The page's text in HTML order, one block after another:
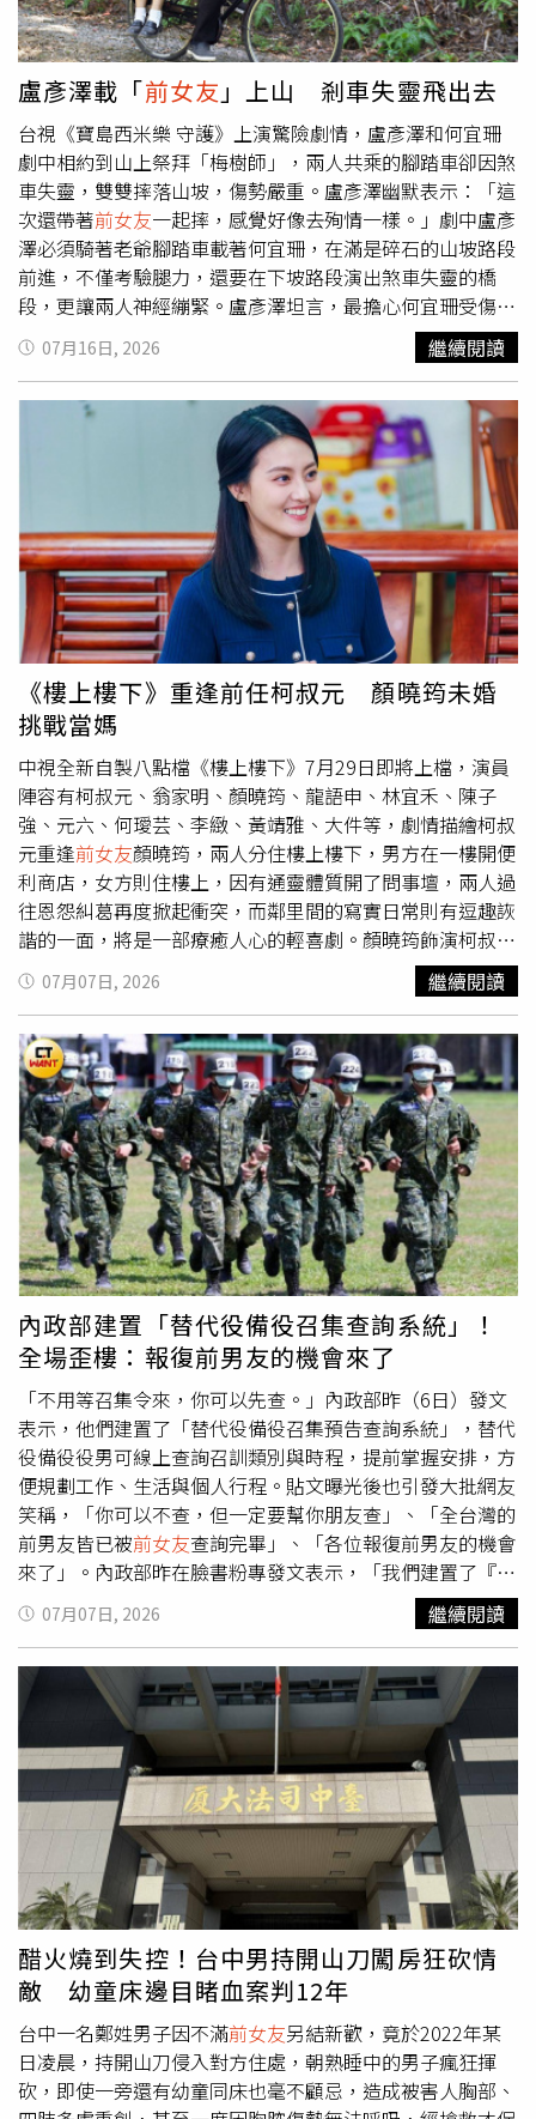
傳遍所有留言，等了一個禮拜才收到對方回覆，「我想說她
需不需要什麼幫忙，但我想我應該也幫不上什麼忙。」也擔
心Vicky現在的心理狀態。對於黃大煒與 Vicky 爆出分手一
事，湯昇榮表示自己不知情，「他突然去夏威夷我就嚇一
跳，為什麼突然要離開，在猜是什麼事，但我沒有直接問，
我以為只是去休息，沒有想那麼多。」也表示黃大煒與
Vicky 關係向來密不可分，所有大小事都是Vicky打點，「他
是生活白痴，包含合約、生活瑣事什麼的，都是Vicky姐在
弄。」對於事情的發展也感到很震驚。
盧彥澤載「前女友 」上山 剎車失靈飛出去
台視《寶島西米樂 守護》上演驚險劇情，盧彥澤和何宜珊
劇中相約到山上祭拜「梅樹師」，兩人共乘的腳踏車卻因煞
車失靈，雙雙摔落山坡，傷勢嚴重。盧彥澤幽默表示：「這
次還帶著前女友一起摔，感覺好像去殉情一樣。」劇中盧彥
澤必須騎著老爺腳踏車載著何宜珊，在滿是碎石的山坡路段
前進，不僅考驗腿力，還要在下坡路段演出煞車失靈的橋
段，更讓兩人神經繃緊。盧彥澤坦言，最擔心何宜珊受傷：
「我有盡力保護兩個人的安全，因為她後面還有很多重要劇
情要拍。」何宜珊也貼心的事前特地替兩人求了平安符帶在
身上，讓盧彥澤直呼相當感動。何宜珊透露，自己從未拍過
類似場面，正式拍攝前緊張到心跳加速：「沒有滾過山坡，
也第一次坐沒有避震器的老腳踏車，剛在車上差點被震下
來。」盧彥澤運動神經發達，動作皆達到導演要求。（圖／
台視）盧彥澤和何宜珊在這場戲面對重重挑戰，除了騎車、
衝下坡路外，甚至親自挑摔飛出去的動作戲，雖然真正連續
滾山坡的鏡頭，是由專業替身完成，但盧彥澤和何宜珊，仍
需拍攝騰空飛起的鏡頭。盧彥澤利用敏捷的運動神經，配合
導演要求，一次次調整動作細節，精準控制鏡頭需要的跳躍
角度與高度；何宜珊拍攝前緊張直呼：「我心臟跳好快。」
不過最後也克服心中恐懼完成，讓盧彥澤忍不住大讚：「她
真的跳得很好，很有勇氣，做得非常棒。」盧彥澤與何宜珊
苦中作樂合照。（圖／台視）此外，當天氣溫逼近40度體感
高溫，盧彥澤還得穿著厚重三件式西裝在山區來回奔跑、騎
車，汗水幾乎浸透全身，只能抱著兩公升寶特瓶不停補水。
他苦笑說：「我現在全身都是濕的。」拍完後兩人也畫上逼
真的傷妝躺在山坡地上繼續拍攝，盧彥澤笑說原本覺得躺著
很舒服，沒想到一直感覺有蟲子想爬進耳朵，讓他癢到差點
伸手去撥。
07月16日, 2026 繼續閱讀
《樓上樓下》重逢前任柯叔元 顏曉筠未婚
挑戰當媽
中視全新自製八點檔《樓上樓下》7月29日即將上檔，演員
陣容有柯叔元、翁家明、顏曉筠、龍語申、林宜禾、陳子
強、元六、何璦芸、李緻、黃靖雅、大件等，劇情描繪柯叔
元重逢前女友顏曉筠，兩人分住樓上樓下，男方在一樓開便
利商店，女方則住樓上，因有通靈體質開了問事壇，兩人過
往恩怨糾葛再度掀起衝突，而鄰里間的寫實日常則有逗趣詼
諧的一面，將是一部療癒人心的輕喜劇。顏曉筠飾演柯叔元
的
「夏如馨」，演出前她反覆咀嚼角色的心境變化，
「在經過深愛的人誤會和承受痛苦後，雖然毅然決然地躲起
來療傷，但骨子裡的勇敢還是存在的，當時的她像隻受傷的
小鹿躺在偌大的森林裡，痛苦時身旁伴隨著美麗的花草支撐
著她的精神。」而顏曉筠認為這個角色跟她本人也有著相似
之處，「容易因為過度友善被他人誤以為可以被針對，甚至
是毫無底線的欺負。」至於被問到是否會跟「夏如馨」一
樣，接受和舊情人住樓上樓下，顏曉筠沒有正面回應，「應
該說會尊重他人的選擇，因為未來對方的一切已和我毫不相
關。」這次飾演的角色具有通靈體質，會幫人算命，現實生
活中，顏曉筠認為算命是一種促使人們對未來的不確定性跟
未知命運的好奇動力，「與其說是算命，不如說是找尋個人
人生題目和縮小範圍找尋答案。」顏曉筠自己也曾有算命的
經驗，但聽到的答案其實都比較籠統，所以聽了之後不會特
別糾結。這次演出中視《樓上樓下》，顏曉筠也將挑戰「媽
媽」一角，未婚的她認為世上的媽媽是千百樣，「我所飾演
的母親偏向以聆聽和交流為出發點」。而她自己私下和母親
的互動，會是直接表現在行動上，「例如她想吃什麼、她想
做什麼，我都會安排時間陪她，她所做的事情我都會尊重，
但如果踩到雷點，還是會直接當面說，分析讓媽媽知道。」
顏曉筠聊到長大後她也曾經嘗試去擁抱父母，但感受到父母
對於這麼直接的行動其實沒有那麼自在，她就調整了方式。
顏曉筠如今在演藝圈有不少作品演出，她感性透露，「不管
是國標舞也好，戲劇也好，已默默地累積許多經驗，希望他
們會覺得女兒是讓他們感到驕傲的。」由顏曉筠攜手柯叔
元、翁家明、龍語申、林宜禾等一同演出的中視自製八點檔
《樓上樓下》自7月29日起周一至周五晚間8點播出。中視
八點檔《樓上樓下》演員(右起)柯叔元、翁家明、顏曉筠。
（圖／中視）
07月07日, 2026 繼續閱讀
內政部建置「替代役備役召集查詢系統」！
全場歪樓：報復前男友的機會來了
「不用等召集令來，你可以先查。」內政部昨（6日）發文
表示，他們建置了「替代役備役召集預告查詢系統」，替代
役備役役男可線上查詢召訓類別與時程，提前掌握安排，方
便規劃工作、生活與個人行程。貼文曝光後也引發大批網友
笑稱，「你可以不查，但一定要幫你朋友查」、「全台灣的
前男友皆已被前女友查詢完畢」、「各位報復前男友的機會
來了」。內政部昨在臉書粉專發文表示，「我們建置了『替
代役備役召集預告查詢系統』，替代役備役役男可線上查詢
召訓類別與時程，提前掌握安排，方便規劃工作、生活與個
人行程。」內政部續稱，現在不只召集資訊更透明，替代役
照顧也持續升級。從今年7月1日起，替代役團膳主副食費全
面調增，依服勤地區調整為每月4,560元至5,580元不等，本
島地區最高調幅達18.75%，過去10年，累計調升最高達5
成，讓訓練期間的營養補給更充足。貼文強調，替代役不只
是服役，也是投入防災、救災、災後復原與民力支援的重要
力量。政府持續精進召集作業、訓練內容與生活照顧，讓役
男安心服役，家屬也更放心，「當過替代役的你，記得上系
統查一下，早一點知道，安排更安心。」沒想到消息曝光後
也引發網友歪樓笑稱，「你可以不查，但一定要幫你朋友
查」、「以下開放幫朋友查」、「全台灣的前男友皆已被
女友查詢完畢」、「各位報復前男友的機會來了」、「我一
定要幫我朋友查一下」、「妳可以不查，但一定要幫渣男前
任查」。也有許多網友直呼，這根本不是查詢系統，「我一
直以為這是教召報名系統」、「小編打錯囉，應該是：『不
用等召集令來，你可以先報名。』」、「這真的不是登錄系
07月07日, 2026 繼續閱讀
醋火燒到失控！台中男持開山刀闖房狂砍情
敵 幼童床邊目睹血案判12年
台中一名鄭姓男子因不滿前女友另結新歡，竟於2022年某
日凌晨，持開山刀侵入對方住處，朝熟睡中的男子瘋狂揮
砍，即使一旁還有幼童同床也毫不顧忌，造成被害人胸部、